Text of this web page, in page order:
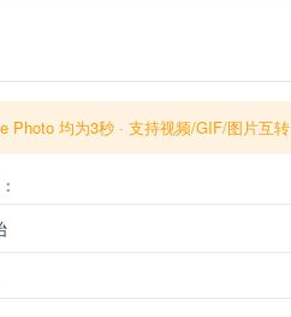
均为3秒 · 支持视频/GIF/图片互转